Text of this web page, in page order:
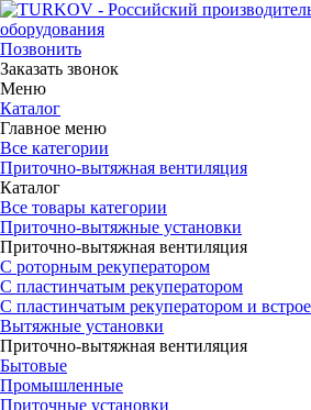
Позвонить
Заказать звонок
Меню
Каталог
Главное меню
Все категории
Приточно-вытяжная вентиляция
Каталог
Все товары категории
Приточно-вытяжные установки
Приточно-вытяжная вентиляция
С роторным рекуператором
С пластинчатым рекуператором
С пластинчатым рекуператором и
Вытяжные установки
Приточно-вытяжная вентиляция
Бытовые
Промышленные
Приточные установки